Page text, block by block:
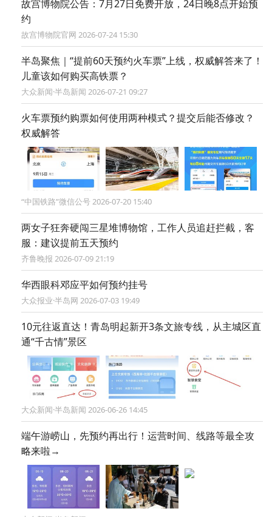
故宫博物院公告：7月27日免费开放，24日晚8点开始预
约
故宫博物院官网 2026-07-24 15:30
半岛聚焦｜“提前60天预约火车票”上线，权威解答来了！
儿童该如何购买高铁票？
大众新闻·半岛新闻 2026-07-21 09:27
火车票预约购票如何使用两种模式？提交后能否修改？
权威解答
“中国铁路”微信公号 2026-07-20 15:40
两女子狂奔硬闯三星堆博物馆，工作人员追赶拦截，客
服：建议提前五天预约
齐鲁晚报 2026-07-09 21:19
华西眼科邓应平如何预约挂号
大众报业·半岛网 2026-07-03 19:49
10元往返直达！青岛明起新开3条文旅专线，从主城区直
通“千古情”景区
大众新闻·半岛新闻 2026-06-26 14:45
端午游崂山，先预约再出行！运营时间、线路等最全攻
略来啦→